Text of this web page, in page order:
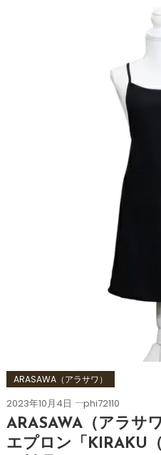
ARASAWA（アラサワ）
2023年10月4日 phi72110
ARASAWA（アラサ
エプロン「KIRAKU